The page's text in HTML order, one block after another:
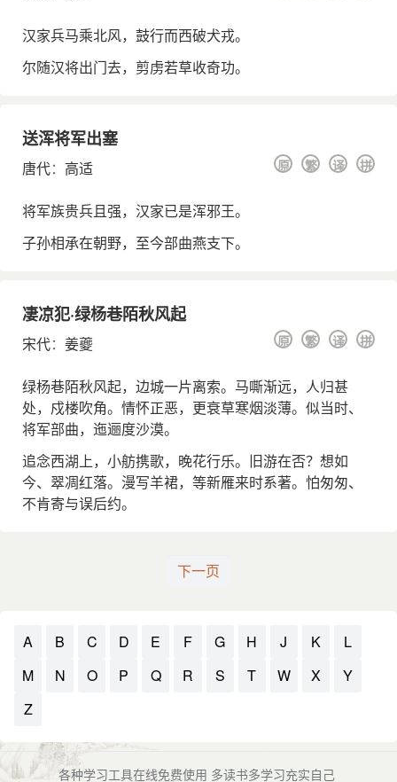
汉家兵马乘北风，鼓行而西破犬戎。
尔随汉将出门去，剪虏若草收奇功。
送浑将军出塞
唐代： 高适 拼
译
繁
原
将军族贵兵且强，汉家已是浑邪王。
子孙相承在朝野，至今部曲燕支下。
凄凉犯·绿杨巷陌秋风起
宋代： 姜夔 拼
译
繁
原
绿杨巷陌秋风起，边城一片离索。马嘶渐远，人归甚
处，戍楼吹角。情怀正恶，更衰草寒烟淡薄。似当时、
将军部曲，迤逦度沙漠。
追念西湖上，小舫携歌，晚花行乐。旧游在否？想如
今、翠凋红落。漫写羊裙，等新雁来时系著。怕匆匆、
不肯寄与误后约。
下一页
A B C D E F G H J K
L
M
N O P Q R S T W X
Y
Z
各种学习工具在线免费使用 多读书多学习充实自己